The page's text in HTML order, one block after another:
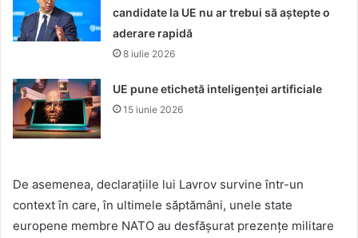
candidate la UE nu ar trebui să aștepte o
aderare rapidă
8 iulie 2026
UE pune etichetă inteligenței artificiale
15 iunie 2026
De asemenea, declarațiile lui Lavrov survine într-un
context în care, în ultimele săptămâni, unele state
europene membre NATO au desfășurat prezențe militare